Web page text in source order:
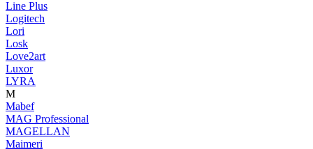
Line Plus
Logitech
Lori
Losk
Love2art
Luxor
LYRA
M
Mabef
MAG Professional
MAGELLAN
Maimeri